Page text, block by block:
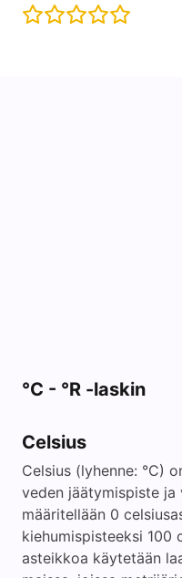
°C - °R -laskin
Celsius
Celsius (lyhenne: °C)
veden jäätymispiste
määritellään 0
kiehumispisteeksi 100
asteikkoa käytetään